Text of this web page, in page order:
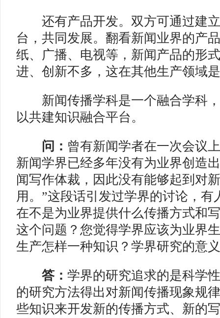
还有产品开发。双方可通过建立
台，共同发展。翻看新闻业界的产
纸、广播、电视等，新闻产品的形
进、创新不多，这在其他生产领域
新闻传播学科是一个融合学科，
以共建知识融合平台。
问： 曾有新闻学者在一次会议
新闻学界已经多年没有为业界创造
闻写作体裁，因此没有能够起到对
用。”这段话引发过学界的讨论，有
在不是为业界提供什么传播方式和
这个问题？您觉得学界应该为业界
生产怎样一种知识？学界研究的意
答： 学界的研究追求的是科学
的研究方法得出对新闻传播现象规
些知识来开发新的传播方式、新的